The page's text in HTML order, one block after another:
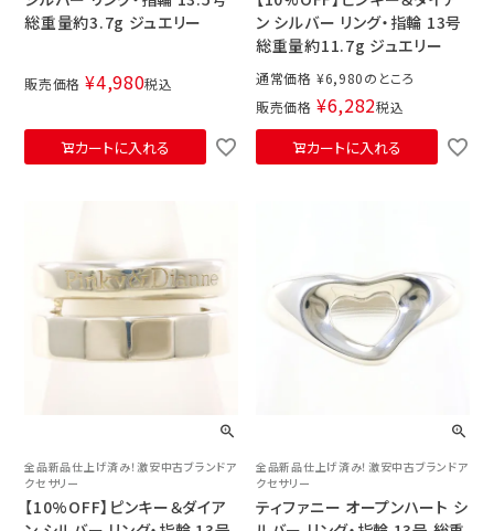
総重量約3.7g ジュエリー
販売価格 ¥4,980税込
カートに入れる
ン シルバー リング・指輪 13号
総重量約11.7g ジュエリー
通常価格 ¥6,980
販売価格 ¥6,282税込
カートに入れる
全品新品仕上げ済み！激安中古ブランドア
クセサリー
【10%OFF】ピンキー＆ダイア
全品新品仕上げ済み！激安中古ブランドア
クセサリー
ティファニー オープンハート シ